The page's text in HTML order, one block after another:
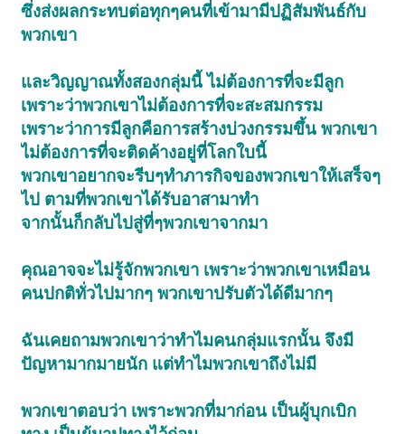
ซึ่งส่งผลกระทบต่อทุกๆคนที่เข้ามามีปฏิสัมพันธ์กับ
พวกเขา
และวิญญาณทั้งสองกลุ่มนี้ ไม่ต้องการที่จะมีลูก
เพราะว่าพวกเขาไม่ต้องการที่จะสะสมกรรม
เพราะว่าการมีลูกคือการสร้างบ่วงกรรมขึ้น พวกเขา
ไม่ต้องการที่จะติดค้างอยู่ที่โลกใบนี้
พวกเขาอยากจะรีบๆทำภารกิจของพวกเขาให้เสร็จๆ
ไป ตามที่พวกเขาได้รับอาสามาทำ
จากนั้นก็กลับไปสู่ที่ๆพวกเขาจากมา
คุณอาจจะไม่รู้จักพวกเขา เพราะว่าพวกเขาเหมือน
คนปกติทั่วไปมากๆ พวกเขาปรับตัวได้ดีมากๆ
ฉันเคยถามพวกเขาว่าทำไมคนกลุ่มแรกนั้น จึงมี
ปัญหามากมายนัก แต่ทำไมพวกเขาถึงไม่มี
พวกเขาตอบว่า เพราะพวกที่มาก่อน เป็นผู้บุกเบิก